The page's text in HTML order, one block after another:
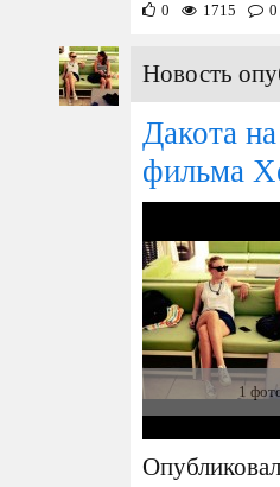
0 1715 0
Новость
Дакота
фильма
1